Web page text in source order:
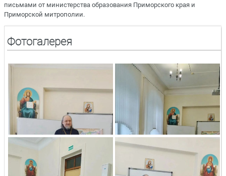
письмами от министерства образования Приморского края и
Приморской митрополии.
Фотогалерея